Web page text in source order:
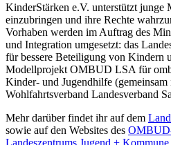
KinderStärken e.V. unterstützt junge
einzubringen und ihre Rechte
Vorhaben werden im Auftrag des
und Integration umgesetzt: das
für bessere Beteiligung von Kindern
Modellprojekt OMBUD LSA für
Kinder- und Jugendhilfe (gemeinsam
Wohlfahrtsverband Landesverband
Mehr darüber findet ihr auf dem
sowie auf den Websites des
Landeszentrums Jugend + Kommune